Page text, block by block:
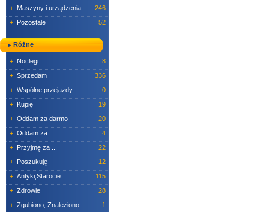
+ Maszyny i urządzenia
246
+ Pozostałe 52
Różne
+ Noclegi
8
+ Sprzedam
336
+ Wspólne przejazdy
0
+ Kupię
19
+ Oddam za darmo
20
+ Oddam za ...
4
+ Przyjmę za ...
22
+ Poszukuję
12
+ Antyki,Starocie
115
+ Zdrowie
28
+ Zgubiono, Znaleziono
1